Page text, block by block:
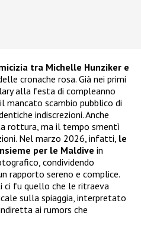
tra Michelle Hunziker e
cronache rosa. Già nei primi
alla festa di compleanno
mancato scambio pubblico di
indiscrezioni. Anche
rottura, ma il tempo smentì
Nel marzo 2026, infatti, le
per le Maldive in
condividendo
rapporto sereno e complice.
ci fu quello che le ritraeva
sulla spiaggia, interpretato
ai rumors che